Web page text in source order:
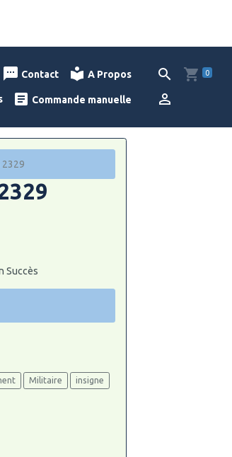
Contact A Propos
Commande manuelle
0
2329
Succès
Militaire insigne